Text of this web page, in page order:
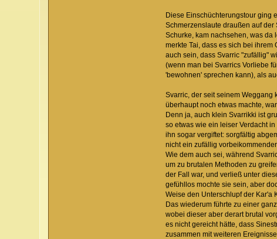
Diese Einschüchterungstour ging
Schmerzenslaute draußen auf
Schurke, kam nachsehen, was da
merkte Tai, dass es sich bei
auch sein, dass Svarric "zufällig"
(wenn man bei Svarrics Vorliebe
'bewohnen' sprechen kann), als
Svarric, der seit seinem Weggang
überhaupt noch etwas machte,
Denn ja, auch klein Svarrikki ist
so etwas wie ein leiser Verdacht
ihn sogar vergiftet: sorgfältig
nicht ein zufällig
Wie dem auch sei, während
um zu brutalen Methoden zu
der Fall war, und verließ unter
gefühllos mochte sie sein, aber
Weise den Unterschlupf der Kar'a
Das wiederum führte zu einer
wobei dieser aber derart brutal
es nicht gereicht hätte, dass
zusammen mit weiteren